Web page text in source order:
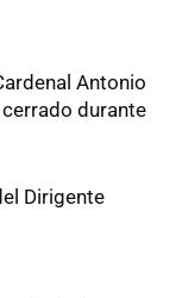
Antonio
durante
Dirigente